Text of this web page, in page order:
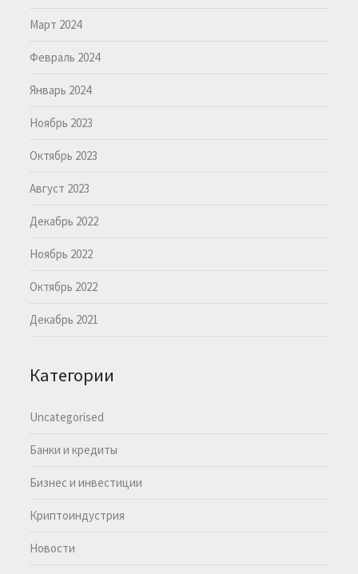
Март 2024
Февраль 2024
Январь 2024
Ноябрь 2023
Октябрь 2023
Август 2023
Декабрь 2022
Ноябрь 2022
Октябрь 2022
Декабрь 2021
Категории
Uncategorised
Банки и кредиты
Бизнес и инвестиции
Криптоиндустрия
Новости